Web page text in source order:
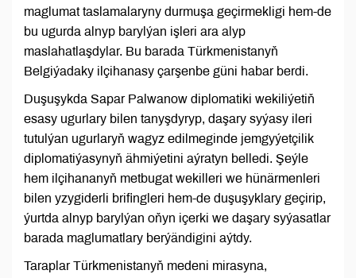
maglumat taslamalaryny durmuşa geçirmekligi hem-de
bu ugurda alnyp barylýan işleri ara alyp
maslahatlaşdylar. Bu barada Türkmenistanyň
Belgiýadaky ilçihanasy çarşenbe güni habar berdi.
Duşuşykda Sapar Palwanow diplomatiki wekiliýetiň
esasy ugurlary bilen tanyşdyryp, daşary syýasy ileri
tutulýan ugurlaryň wagyz edilmeginde jemgyýetçilik
diplomatiýasynyň ähmiýetini aýratyn belledi. Şeýle
hem ilçihananyň metbugat wekilleri we hünärmenleri
bilen yzygiderli brifingleri hem-de duşuşyklary geçirip,
ýurtda alnyp barylýan oňyn içerki we daşary syýasatlar
barada maglumatlary berýändigini aýtdy.
Taraplar Türkmenistanyň medeni mirasyna,